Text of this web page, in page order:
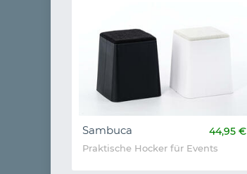
Sambuca 44,95 €
Praktische Hocker für Events